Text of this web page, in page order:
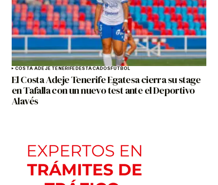
COSTA ADEJE TENERIFE DESTACADOS FÚTBOL
El Costa Adeje Tenerife Egatesa cierra su stage
en Tafalla con un nuevo test ante el Deportivo
Alavés